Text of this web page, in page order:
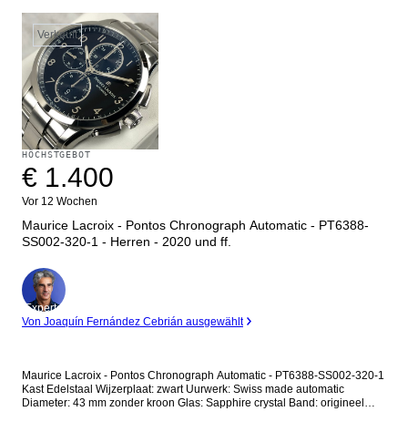
Verkauft
HÖCHSTGEBOT
€ 1.400
Vor 12 Wochen
Maurice Lacroix - Pontos Chronograph Automatic - PT6388-
SS002-320-1 - Herren - 2020 und ff.
Experte
Von Joaquín Fernández Cebrián ausgewählt
Maurice Lacroix - Pontos Chronograph Automatic - PT6388-SS002-320-1
Kast Edelstaal Wijzerplaat: zwart Uurwerk: Swiss made automatic
Diameter: 43 mm zonder kroon Glas: Sapphire crystal Band: origineel